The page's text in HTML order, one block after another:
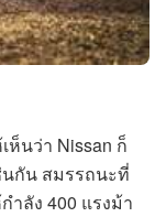
ห็นว่า Nissan ก็
นกัน สมรรถนะที่
ำลัง 400 แรงม้า